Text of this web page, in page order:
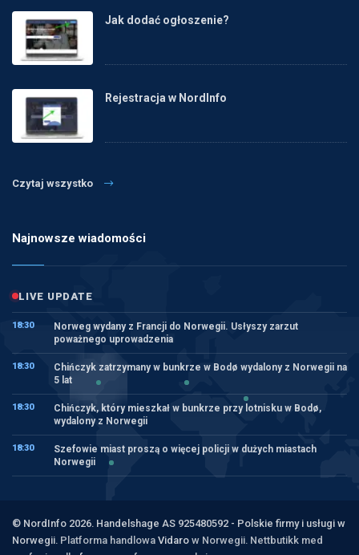
Jak dodać ogłoszenie?
Rejestracja w NordInfo
Czytaj wszystko
Najnowsze wiadomości
LIVE UPDATE
18:30
Norweg wydany z Francji do Norwegii. Usłyszy zarzut
poważnego uprowadzenia
18:30
Chińczyk zatrzymany w bunkrze w Bodø wydalony z Norwegii na
5 lat
18:30
Chińczyk, który mieszkał w bunkrze przy lotnisku w Bodø,
wydalony z Norwegii
18:30
Szefowie miast proszą o więcej policji w dużych miastach
Norwegii
© NordInfo 2026. Handelshage AS 925480592 - Polskie firmy i usługi w
Norwegii. Platforma handlowa Vidaro w Norwegii. Nettbutikk med